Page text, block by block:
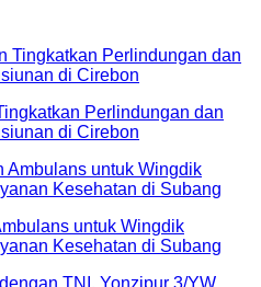
Perlindungan dan
di Cirebon
untuk Wingdik
Kesehatan di Subang